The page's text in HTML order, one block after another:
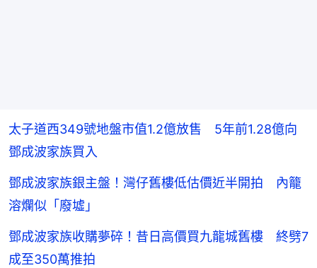
太子道西349號地盤市值1.2億放售 5年前1.28億向
鄧成波家族買入
鄧成波家族銀主盤！灣仔舊樓低估價近半開拍 內籠
溶爛似「廢墟」
鄧成波家族收購夢碎！昔日高價買九龍城舊樓 終劈7
成至350萬推拍